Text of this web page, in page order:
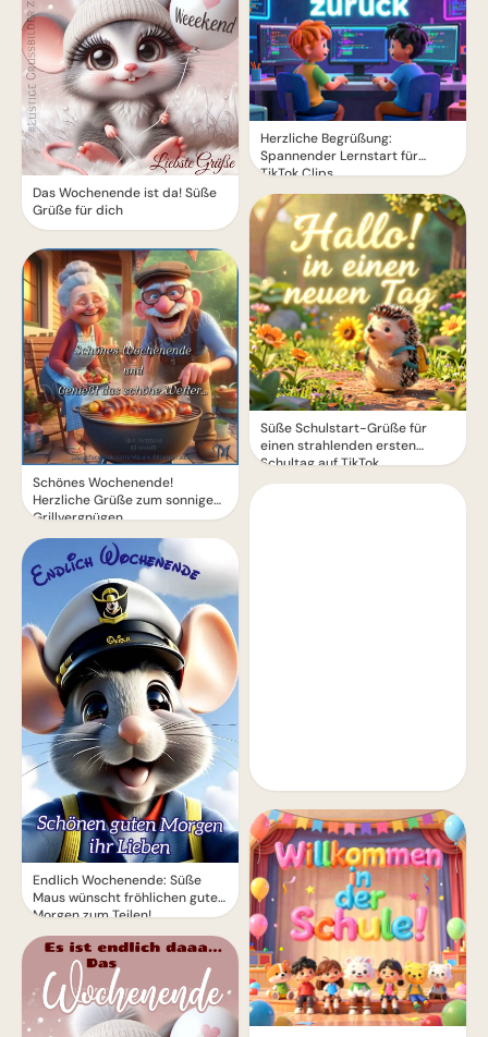
Das Wochenende ist da! Süße
Grüße für dich
Schönes Wochenende!
Herzliche Grüße zum sonnigen
Grillvergnügen
Endlich Wochenende: Süße
Maus wünscht fröhlichen guten
Morgen zum Teilen!
Herzliche Begrüßung:
Spannender Lernstart für
TikTok Clips
Süße Schulstart-Grüße für
einen strahlenden ersten
Schultag auf TikTok